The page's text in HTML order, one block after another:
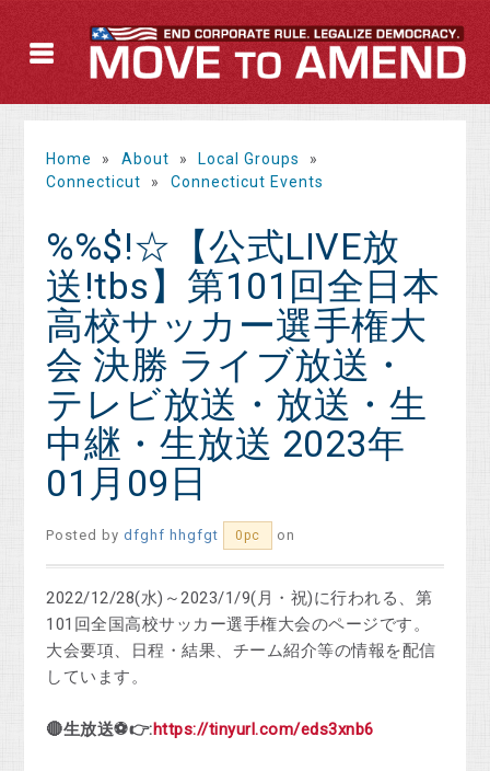
Home » About » Local Groups
»
Connecticut
» Connecticut Events
%%$!☆【公式LIVE放
送!tbs】第101回全日本
高校サッカー選手権大
会 決勝 ライブ放送・
テレビ放送・放送・生
中継・生放送 2023年
01月09日
Posted bydfghf hhgfgt 0pc on
2022/12/28(水)～2023/1/9(月・祝)に行われる、第
101回全国高校サッカー選手権大会のページです。
大会要項、日程・結果、チーム紹介等の情報を配信
しています。
🔴生放送⚽👉:https://tinyurl.com/eds3xnb6